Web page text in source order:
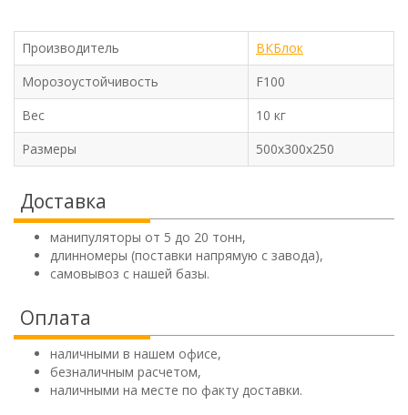
Производитель
ВКБлок
Морозоустойчивость
F100
Вес
10 кг
Размеры
500х300х250
Доставка
манипуляторы от 5 до 20 тонн,
длинномеры (поставки напрямую с завода),
самовывоз с нашей базы.
Оплата
наличными в нашем офисе,
безналичным расчетом,
наличными на месте по факту доставки.